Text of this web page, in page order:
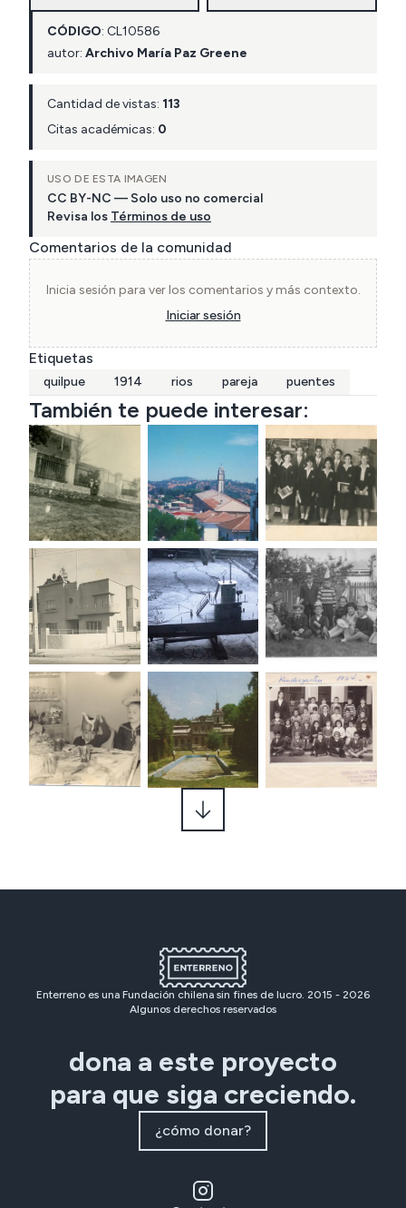
CÓDIGO: CL10586
autor: Archivo María Paz Greene
Cantidad de vistas: 113
Citas académicas: 0
USO DE ESTA IMAGEN
CC BY-NC — Solo uso no comercial
Revisa los Términos de uso
Comentarios de la comunidad
Inicia sesión para ver los comentarios y más contexto.
Iniciar sesión
Etiquetas
quilpue 1914 rios pareja puentes
También te puede interesar:
Enterreno es una Fundación chilena sin fines de lucro. 2015 - 2026
Algunos derechos reservados
dona a este proyecto
para que siga creciendo.
¿cómo donar?